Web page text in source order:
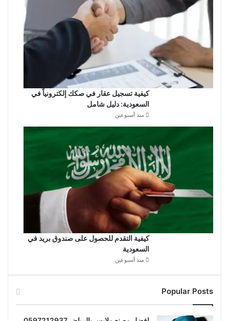
كيفية تسجيل عقار في صكك إلكترونياً في
السعودية: دليل شامل
منذ أسبوعين
كيفية التقدم للحصول على صندوق بريد في
السعودية
منذ أسبوعين
Popular Posts